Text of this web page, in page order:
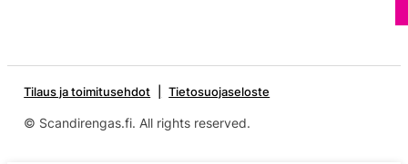
Tilaus ja toimitusehdot Tietosuojaseloste
© Scandirengas.fi. All rights reserved.